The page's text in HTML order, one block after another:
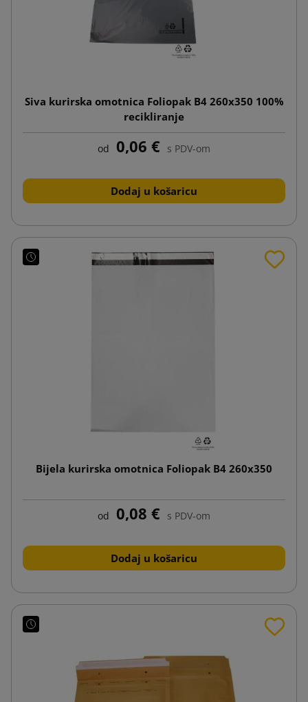
Siva kurirska omotnica Foliopak B4 260x350 100%
recikliranje
od 0,06 € s PDV-om
Dodaj u košaricu
Bijela kurirska omotnica Foliopak B4 260x350
od 0,08 € s PDV-om
Dodaj u košaricu